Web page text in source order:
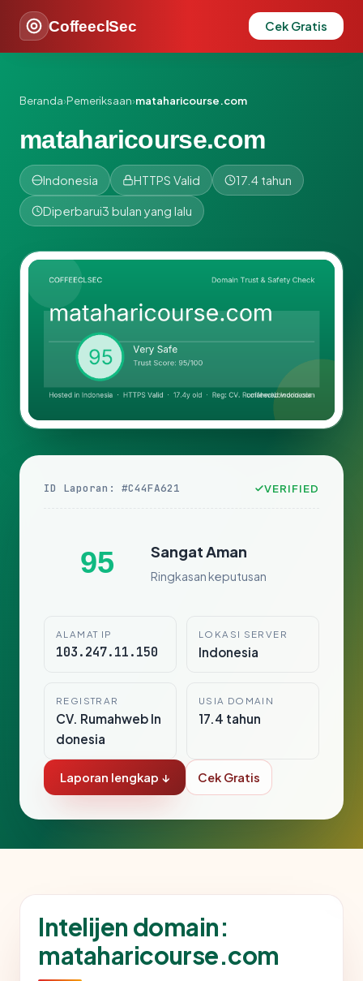
CoffeeclSec Cek Gratis
Beranda›Pemeriksaan›mataharicourse.com
mataharicourse.com
Indonesia HTTPS Valid 17.4 tahun
Diperbarui3 bulan yang lalu
ID Laporan: #C44FA621 VERIFIED
95 Sangat Aman
Ringkasan keputusan
ALAMAT IP
103.247.11.150
LOKASI SERVER
Indonesia
REGISTRAR
CV. Rumahweb In
donesia
USIA DOMAIN
17.4 tahun
Laporan lengkap ↓ Cek Gratis
Intelijen domain:
mataharicourse.com